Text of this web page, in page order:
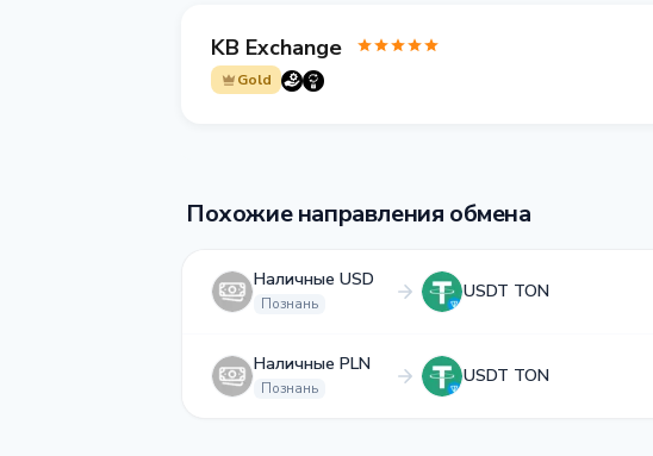
KB Exchange
Gold
Похожие направления обмена
Наличные USD
Познань
USDT TON
Наличные PLN
Познань
USDT TON